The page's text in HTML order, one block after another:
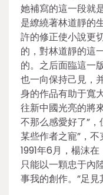
她補寫的這一段就
是繚繞著林道靜的
許的修正使小說更
的，對林道靜的這
的。之后面臨這一
也一向保持己見，
身的作品有助于寬
往新中國光亮的將
不那么感愛好了”
某些作者之寵”，不
1991年6月，楊沫
只能以一顆忠于內
事我的創作。”足見